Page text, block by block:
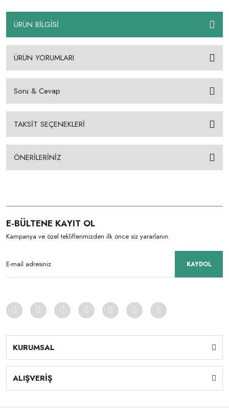
ÜRÜN BİLGİSİ
ÜRÜN YORUMLARI
Soru & Cevap
TAKSİT SEÇENEKLERİ
ÖNERİLERİNİZ
E-BÜLTENE KAYIT OL
Kampanya ve özel tekliflerimizden ilk önce siz yararlanın.
KAYDOL
KURUMSAL
ALIŞVERİŞ